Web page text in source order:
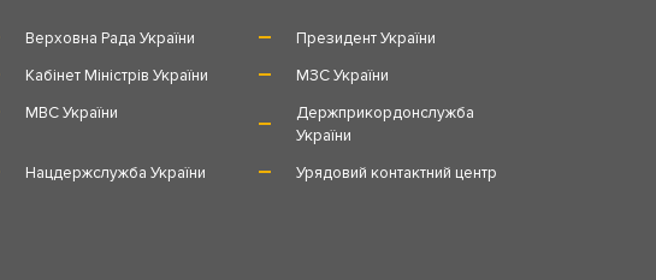
Верховна Рада України
Президент України
Кабінет Міністрів України
МЗС України
МВС України
Держприкордонслужба
України
Нацдержслужба України
Урядовий контактний центр